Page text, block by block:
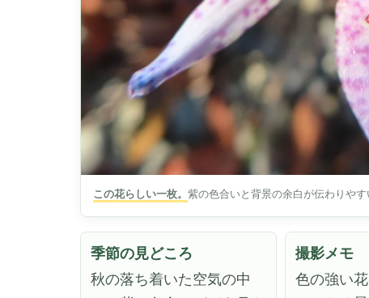
この花らしい一枚。 紫の色合いと背景の余白が伝わりや
季節の見どころ
秋の落ち着いた空気の中
撮影メモ
色の強い